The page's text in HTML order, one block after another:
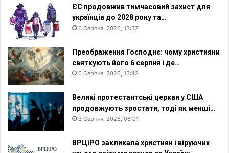
ЄС продовжив тимчасовий захист для
українців до 2028 року та…
6 Серпня, 2026, 13:57
Преображення Господнє: чому християни
святкують його 6 серпня і де…
6 Серпня, 2026, 13:42
Великі протестантські церкви у США
продовжують зростати, тоді як менші…
3 Серпня, 2026, 08:01
ВРЦіРО закликала християн і віруючих